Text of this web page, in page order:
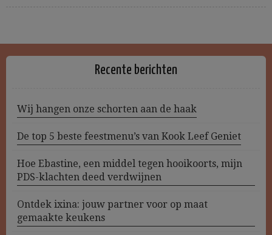
Recente berichten
Wij hangen onze schorten aan de haak
De top 5 beste feestmenu’s van Kook Leef Geniet
Hoe Ebastine, een middel tegen hooikoorts, mijn
PDS-klachten deed verdwijnen
Ontdek ixina: jouw partner voor op maat
gemaakte keukens